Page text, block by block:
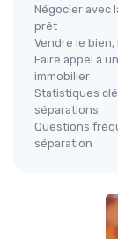
Négocier avec
prêt
Vendre le
Faire appel à
immobilier
Statistiques
séparations
Questions
séparation